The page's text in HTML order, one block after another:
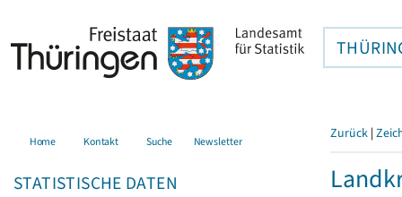
Home Kontakt Suche Newsletter
STATISTISCHE DATEN
Zurück |